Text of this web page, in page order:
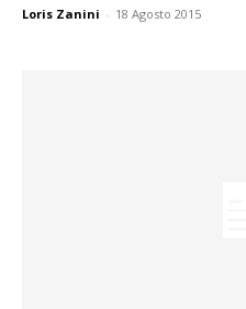
Loris Zanini - 18 Agosto 2015